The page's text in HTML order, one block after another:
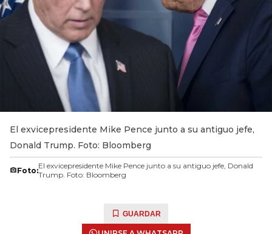
El exvicepresidente Mike Pence junto a su antiguo jefe,
Donald Trump. Foto: Bloomberg
Foto:El exvicepresidente Mike Pence junto a su antiguo jefe, Donald
Trump. Foto: Bloomberg
GUARDAR